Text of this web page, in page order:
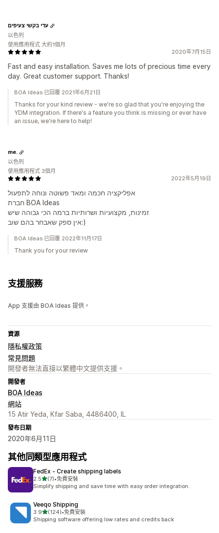
2020年7月15日
Fast and easy installation. Saves me lots of precious time every
day. Great customer support. Thanks!
עדי בקשי צעיפים
以色列
使用應用程式 大約1個月
BOA Ideas 已回覆 2021年6月21日
Thanks for your kind review - we're so glad that you're enjoying the
YDM integration. If there's a feature you think is missing or ever have
an issue, we're here to help!
2022年5月19日
אפליקציה חכמה ומאד פשוטה ונוחה לתפעול
חברת BOA Ideas
זמינות, מקצועיות ושרותיות ברמה הכי גבוהה שיש
אין ספק שאבחר בהם שוב:)
me.
以色列
使用應用程式 3個月
BOA Ideas 已回覆 2022年11月17日
Thank you for your review
支援服務
App 支援由 BOA Ideas 提供。
資源
隱私權政策
常見問題
開發者無法直接以繁體中文提供支援。
開發者
BOA Ideas
網站
15 Atir Yeda, Kfar Saba, 4486400, IL
發布日期
2020年6月11日
其他同類型應用程式
FedEx ‑ Create shipping labels
2.5滿分 5 顆星
(7)
共有 7 則評價
•免費安裝
Simplify shipping and save time with easy order integration.
Veeqo Shipping
3.9滿分 5 顆星
(124)
共有 124 則評價
•免費安裝
Shipping software offering low rates and credits back